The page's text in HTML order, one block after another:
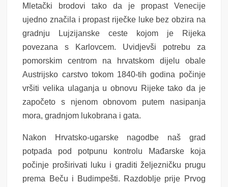
Mletački brodovi tako da je propast Venecije
ujedno značila i propast riječke luke bez obzira na
gradnju Lujzijanske ceste kojom je Rijeka
povezana s Karlovcem. Uvidjevši potrebu za
pomorskim centrom na hrvatskom dijelu obale
Austrijsko carstvo tokom 1840-tih godina počinje
vršiti velika ulaganja u obnovu Rijeke tako da je
započeto s njenom obnovom putem nasipanja
mora, gradnjom lukobrana i gata.
Nakon Hrvatsko-ugarske nagodbe naš grad
potpada pod potpunu kontrolu Mađarske koja
počinje proširivati luku i graditi željezničku prugu
prema Beču i Budimpešti. Razdoblje prije Prvog